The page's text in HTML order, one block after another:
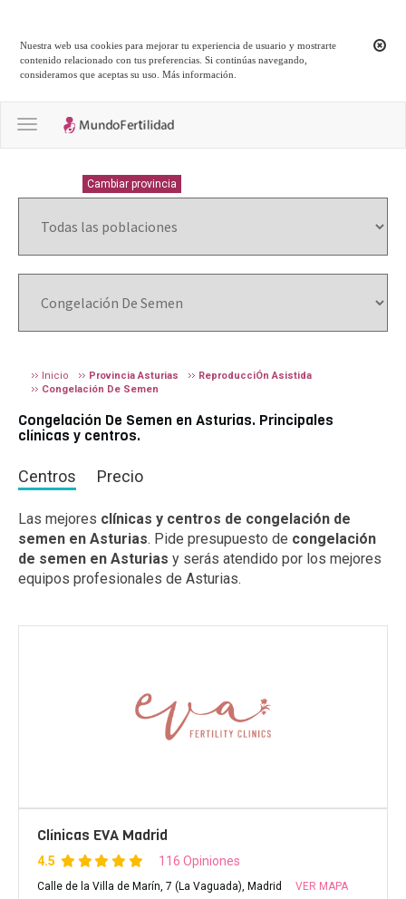
Nuestra web usa cookies para mejorar tu experiencia de usuario y mostrarte
contenido relacionado con tus preferencias. Si continúas navegando,
consideramos que aceptas su uso.Más información
Toggle navigation
Cambiar provincia
Inicio Provincia Asturias
ReproducciÓn Asistida
Congelación De Semen
Congelación De Semen en Asturias. Principales
clínicas y centros.
Centros Precio
Las mejores clínicas y centros de congelación de
semen en Asturias. Pide presupuesto de congelación
de semen en Asturias y serás atendido por los mejores
equipos profesionales de Asturias.
Clínicas EVA Madrid
4.5 116 Opiniones
Calle de la Villa de Marín, 7 (La Vaguada), Madrid VER MAPA